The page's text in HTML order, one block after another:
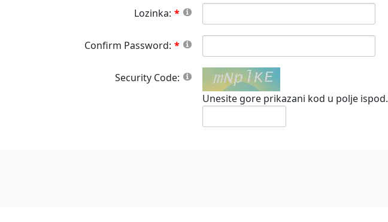
Lozinka:
Confirm Password:
Security Code:
Unesite gore prikazani kod u polje ispod.